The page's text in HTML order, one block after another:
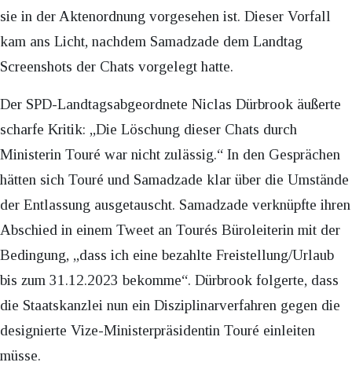
sie in der Aktenordnung vorgesehen ist. Dieser Vorfall
kam ans Licht, nachdem Samadzade dem Landtag
Screenshots der Chats vorgelegt hatte.
Der SPD-Landtagsabgeordnete Niclas Dürbrook äußerte
scharfe Kritik: „Die Löschung dieser Chats durch
Ministerin Touré war nicht zulässig.“ In den Gesprächen
hätten sich Touré und Samadzade klar über die Umstände
der Entlassung ausgetauscht. Samadzade verknüpfte ihren
Abschied in einem Tweet an Tourés Büroleiterin mit der
Bedingung, „dass ich eine bezahlte Freistellung/Urlaub
bis zum 31.12.2023 bekomme“. Dürbrook folgerte, dass
die Staatskanzlei nun ein Disziplinarverfahren gegen die
designierte Vize-Ministerpräsidentin Touré einleiten
müsse.